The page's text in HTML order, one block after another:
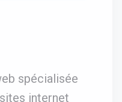
spécialisée
internet